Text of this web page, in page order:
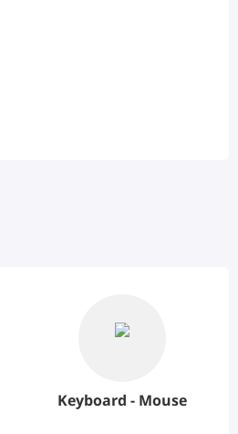
Keyboard - Mouse